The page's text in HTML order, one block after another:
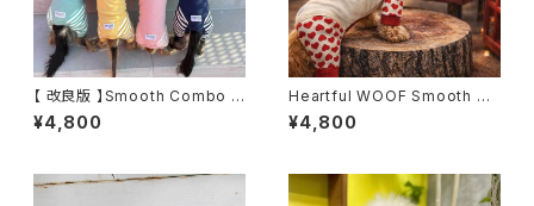
【 改良版 】Smooth Combo H
EART Romper (4カラー)
¥4,800
Heartful WOOF Smooth Ro
mper
¥4,800